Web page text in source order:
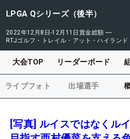
LPGA Qシリーズ（後半）
2022年12月8日-12月11日 賞金総額 ―
RTJゴルフ・トレイル・アット・ハイランド
大会TOP リーダーボード
ライブフォト 出場選手
[写真] ルイスではなくル